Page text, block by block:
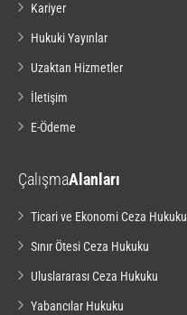
Kariyer
Hukuki Yayınlar
Uzaktan Hizmetler
İletişim
E-Ödeme
ÇalışmaAlanları
Ticari ve Ekonomi Ceza Hukuku
Sınır Ötesi Ceza Hukuku
Uluslararası Ceza Hukuku
Yabancılar Hukuku